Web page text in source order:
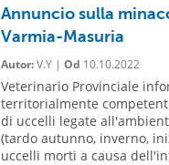
Annuncio sulla
Varmia-Masuria
Autor:V.Y | Od 10.10.2022
Veterinario Provinciale
territorialmente
di uccelli legate
(tardo autunno, inverno,
uccelli morti a causa